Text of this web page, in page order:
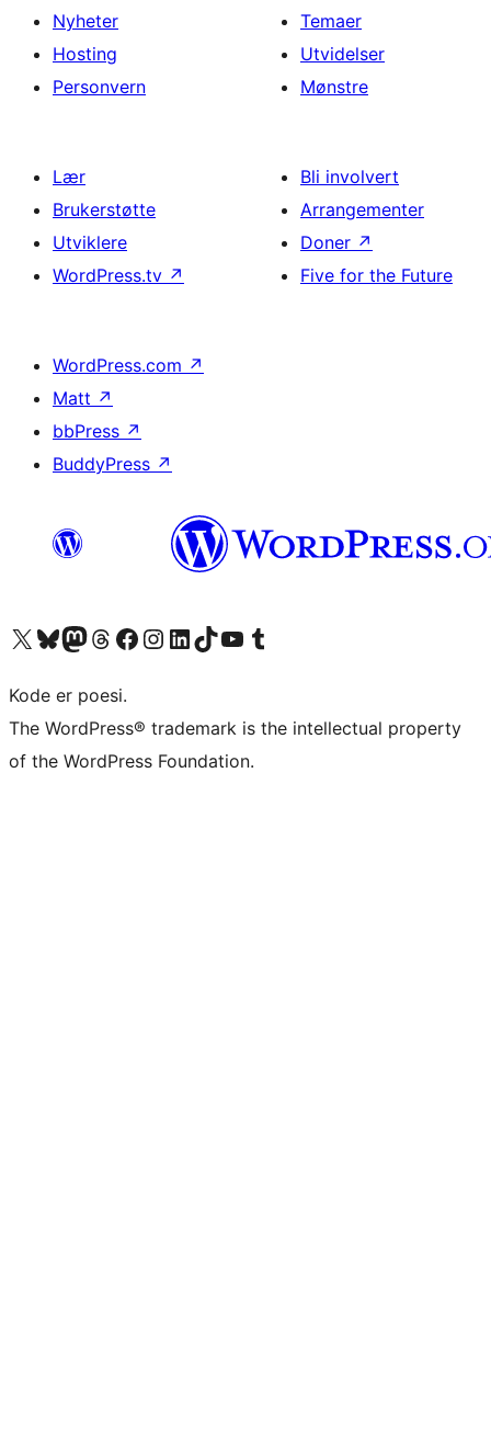
Nyheter
Hosting
Personvern
Temaer
Utvidelser
Mønstre
Lær
Brukerstøtte
Utviklere
WordPress.tv ↗
Bli involvert
Arrangementer
Doner ↗
Five for the Future
WordPress.com ↗
Matt ↗
bbPress ↗
BuddyPress ↗
Besøk vår konto på X Visit our Bluesky account
Besøk vår Mastodon-konto
Visit our Threads account
Besøk vår Facebook-sideBesøk vår Instagram-konto
Besøk vår LinkedIn-konto
Visit our TikTok account
Visit our YouTube channel
Visit our Tumblr account
Kode er poesi.
The WordPress® trademark is the intellectual property
of the WordPress Foundation.